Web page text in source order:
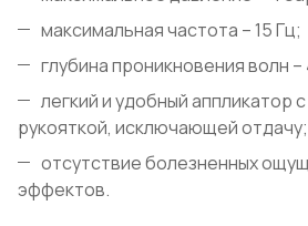
максимальная частота – 15 Гц;
глубина проникновения волн –
легкий и удобный аппликатор
рукояткой, исключающей отдачу;
отсутствие болезненных
эффектов.